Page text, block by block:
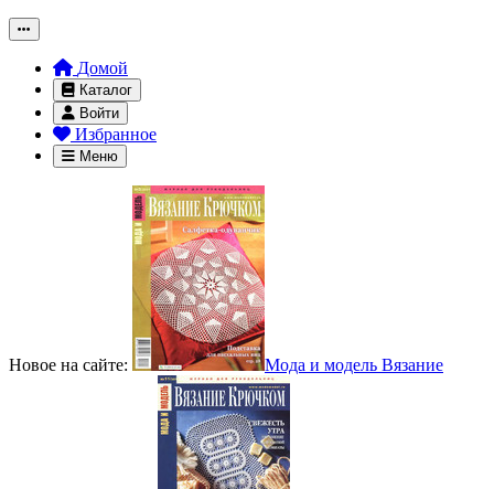
Домой
Каталог
Войти
Избранное
Меню
Новое на сайте: Мода и модель Вязание